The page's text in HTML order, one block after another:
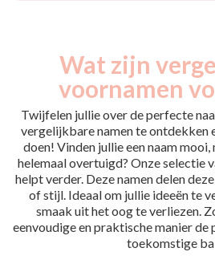
Wat zijn
voornamen
Twijfelen jullie over de perfecte
vergelijkbare namen te ontdekken
doen! Vinden jullie een naam
helemaal overtuigd? Onze selectie
helpt verder. Deze namen delen
of stijl. Ideaal om jullie ideeën te
smaak uit het oog te verliezen.
eenvoudige en praktische manier
toekomstige